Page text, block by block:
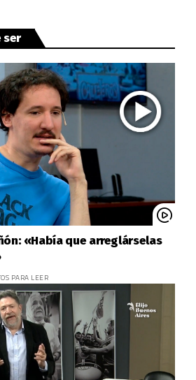
ser
«Había que arreglárselas
PARA LEER